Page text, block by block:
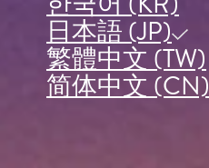
日本語 (JP)
繁體中文 (TW)
简体中文 (CN)